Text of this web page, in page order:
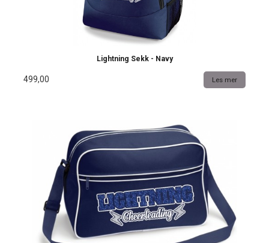
Lightning Sekk - Navy
499,00 Les mer